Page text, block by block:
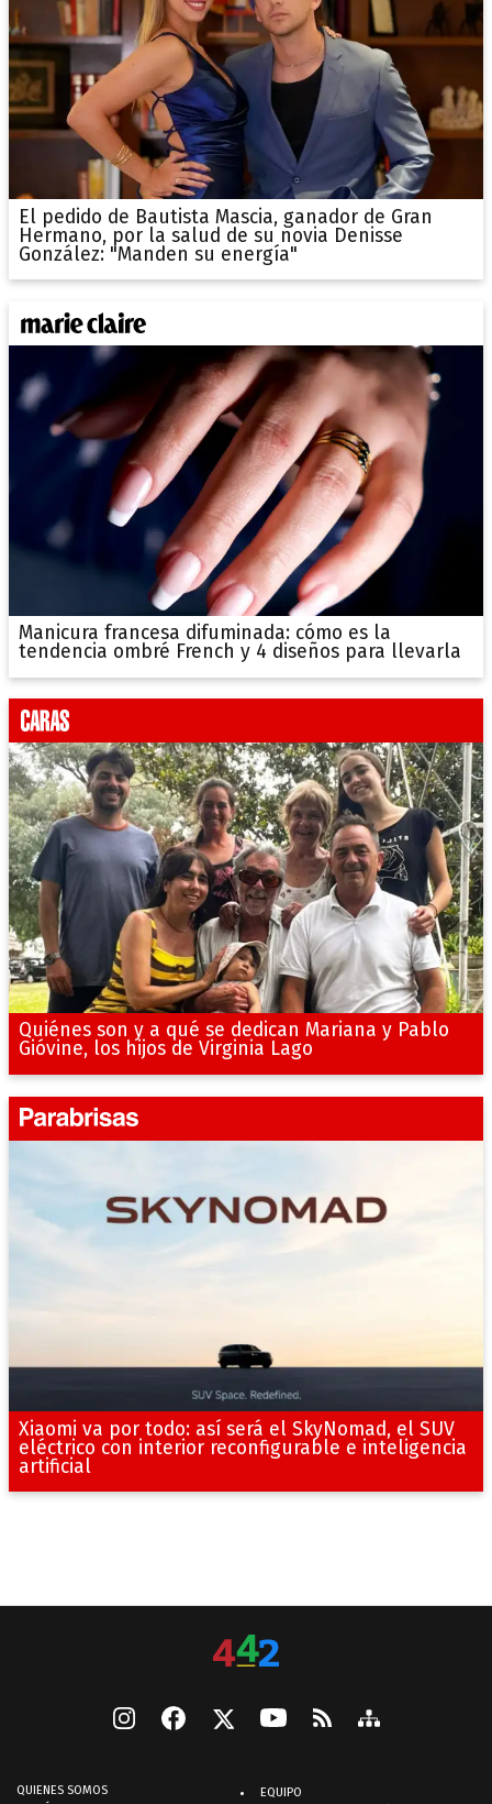
El pedido de Bautista Mascia, ganador de Gran
Hermano, por la salud de su novia Denisse
González: "Manden su energía"
Manicura francesa difuminada: cómo es la
tendencia ombré French y 4 diseños para llevarla
Quiénes son y a qué se dedican Mariana y Pablo
Gióvine, los hijos de Virginia Lago
Xiaomi va por todo: así será el SkyNomad, el SUV
eléctrico con interior reconfigurable e inteligencia
artificial
QUIENES SOMOS
EQUIPO